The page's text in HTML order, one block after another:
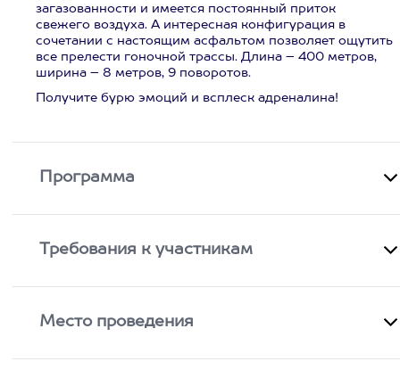
загазованности и имеется постоянный приток
свежего воздуха. А интересная конфигурация в
сочетании с настоящим асфальтом позволяет ощутить
все прелести гоночной трассы. Длина – 400 метров,
ширина – 8 метров, 9 поворотов.
Получите бурю эмоций и всплеск адреналина!
Программа
Требования к участникам
Место проведения